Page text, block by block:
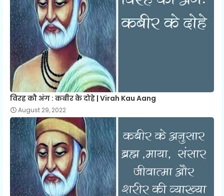
विरह कौ अंग : कबीर के दोहे | Virah Kau Aang
August 29, 2022